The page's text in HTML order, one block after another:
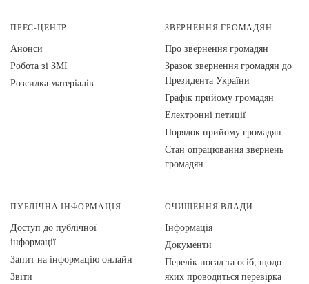
ПРЕС-ЦЕНТР
Анонси
Робота зі ЗМІ
Розсилка матеріалів
ЗВЕРНЕННЯ ГРОМАДЯН
Про звернення громадян
Зразок звернення громадян до
Президента України
Графік прийому громадян
Електронні петиції
Порядок прийому громадян
Стан опрацювання звернень
громадян
ПУБЛІЧНА ІНФОРМАЦІЯ
Доступ до публічної
інформації
Запит на інформацію онлайн
Звіти
ОЧИЩЕННЯ ВЛАДИ
Інформація
Документи
Перелік посад та осіб, щодо
яких проводиться перевірка